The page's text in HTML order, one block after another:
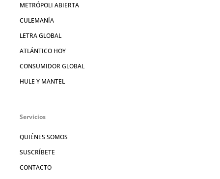
METRÓPOLI ABIERTA
CULEMANÍA
LETRA GLOBAL
ATLÁNTICO HOY
CONSUMIDOR GLOBAL
HULE Y MANTEL
Servicios
QUIÉNES SOMOS
SUSCRÍBETE
CONTACTO